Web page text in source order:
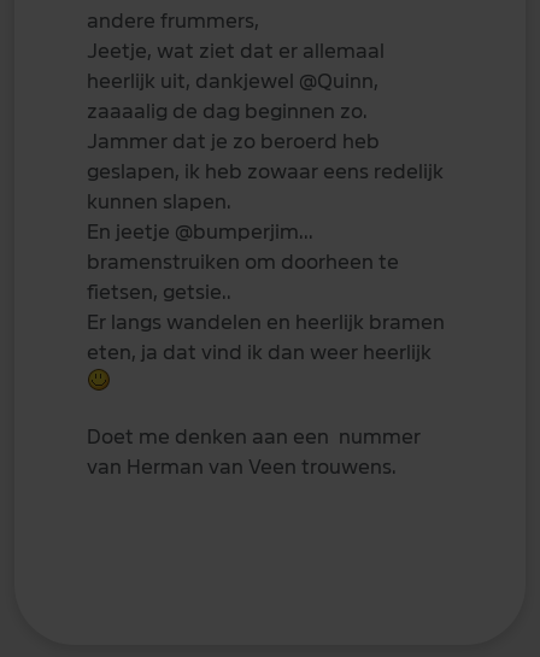
andere frummers,
Jeetje, wat ziet dat er allemaal
heerlijk uit, dankjewel @Quinn,
zaaaalig de dag beginnen zo.
Jammer dat je zo beroerd heb
geslapen, ik heb zowaar eens redelijk
kunnen slapen.
En jeetje @bumperjim...
bramenstruiken om doorheen te
fietsen, getsie..
Er langs wandelen en heerlijk bramen
eten, ja dat vind ik dan weer heerlijk
Doet me denken aan een nummer
van Herman van Veen trouwens.